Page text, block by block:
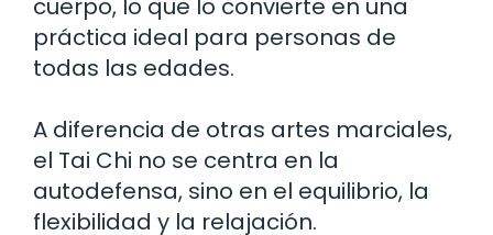
cuerpo, lo que lo convierte en una
práctica ideal para personas de
todas las edades.
A diferencia de otras artes marciales,
el Tai Chi no se centra en la
autodefensa, sino en el equilibrio, la
flexibilidad y la relajación.